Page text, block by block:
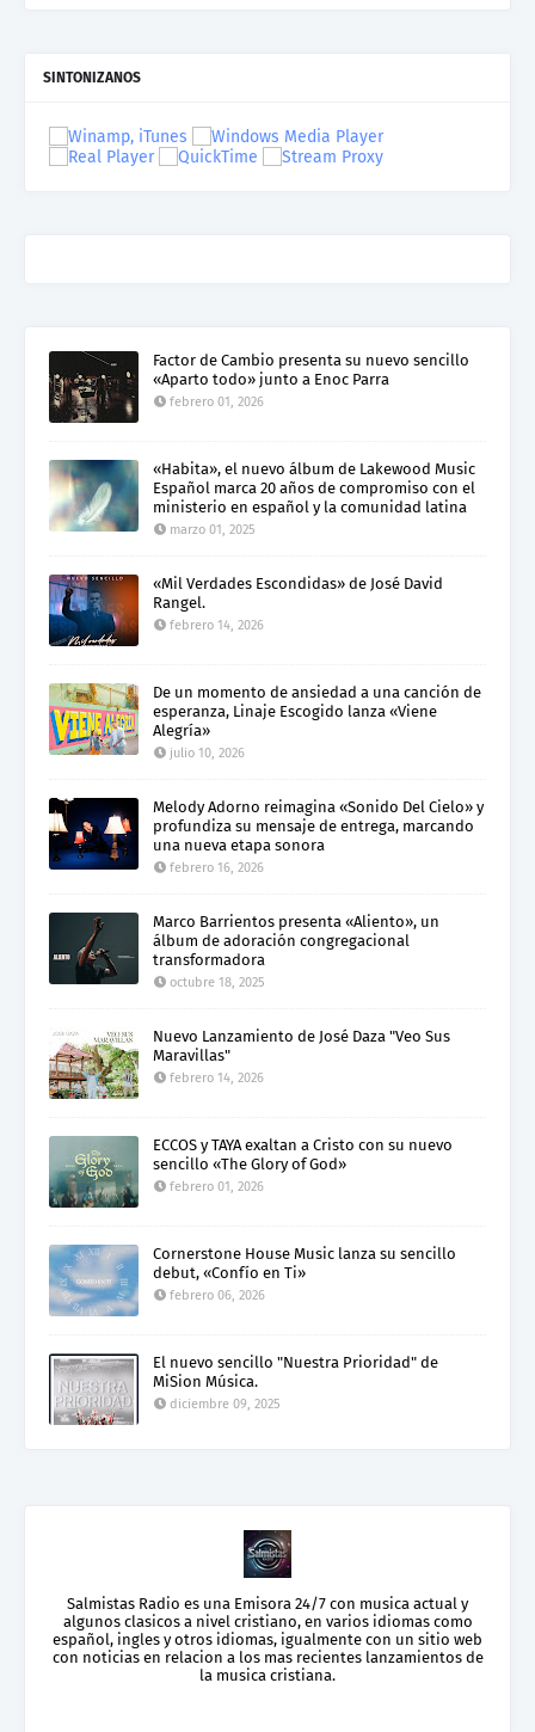
SINTONIZANOS
Factor de Cambio presenta su nuevo sencillo
«Aparto todo» junto a Enoc Parra
febrero 01, 2026
«Habita», el nuevo álbum de Lakewood Music
Español marca 20 años de compromiso con el
ministerio en español y la comunidad latina
marzo 01, 2025
«Mil Verdades Escondidas» de José David
Rangel.
febrero 14, 2026
De un momento de ansiedad a una canción de
esperanza, Linaje Escogido lanza «Viene
Alegría»
julio 10, 2026
Melody Adorno reimagina «Sonido Del Cielo» y
profundiza su mensaje de entrega, marcando
una nueva etapa sonora
febrero 16, 2026
Marco Barrientos presenta «Aliento», un
álbum de adoración congregacional
transformadora
octubre 18, 2025
Nuevo Lanzamiento de José Daza "Veo Sus
Maravillas"
febrero 14, 2026
ECCOS y TAYA exaltan a Cristo con su nuevo
sencillo «The Glory of God»
febrero 01, 2026
Cornerstone House Music lanza su sencillo
debut, «Confío en Ti»
febrero 06, 2026
El nuevo sencillo "Nuestra Prioridad" de
MiSion Música.
diciembre 09, 2025
Salmistas Radio es una Emisora 24/7 con musica actual y
algunos clasicos a nivel cristiano, en varios idiomas como
español, ingles y otros idiomas, igualmente con un sitio web
con noticias en relacion a los mas recientes lanzamientos de
la musica cristiana.